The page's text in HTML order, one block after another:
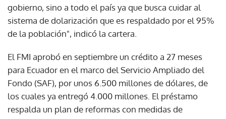
gobierno, sino a todo el país ya que busca cuidar al
sistema de dolarización que es respaldado por el 95%
de la población", indicó la cartera.
El FMI aprobó en septiembre un crédito a 27 meses
para Ecuador en el marco del Servicio Ampliado del
Fondo (SAF), por unos 6.500 millones de dólares, de
los cuales ya entregó 4.000 millones. El préstamo
respalda un plan de reformas con medidas de